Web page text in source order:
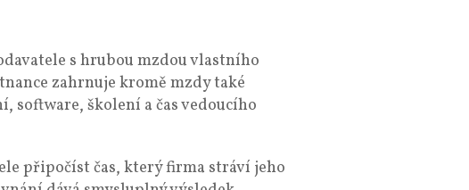
s hrubou mzdou vlastního
zahrnuje kromě mzdy také
software, školení a čas vedoucího
připočíst čas, který firma stráví jeho